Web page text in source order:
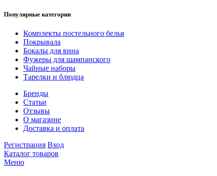
Популярные категории
Комплекты постельного белья
Покрывала
Бокалы для вина
Фужеры для шампанского
Чайные наборы
Тарелки и блюдца
Бренды
Статьи
Отзывы
О магазине
Доставка и оплата
Регистрация Вход
Каталог товаров
Меню